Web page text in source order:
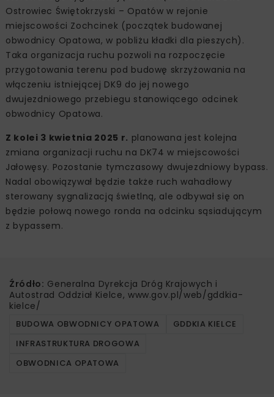
Ostrowiec Świętokrzyski – Opatów w rejonie
miejscowości Zochcinek (początek budowanej
obwodnicy Opatowa, w pobliżu kładki dla pieszych).
Taka organizacja ruchu pozwoli na rozpoczęcie
przygotowania terenu pod budowę skrzyżowania na
włączeniu istniejącej DK9 do jej nowego
dwujezdniowego przebiegu stanowiącego odcinek
obwodnicy Opatowa.
Z kolei 3 kwietnia 2025 r. planowana jest kolejna
zmiana organizacji ruchu na DK74 w miejscowości
Jałowęsy. Pozostanie tymczasowy dwujezdniowy bypass.
Nadal obowiązywał będzie także ruch wahadłowy
sterowany sygnalizacją świetlną, ale odbywał się on
będzie połową nowego ronda na odcinku sąsiadującym
z bypassem.
Źródło: Generalna Dyrekcja Dróg Krajowych i
Autostrad Oddział Kielce, www.gov.pl/web/gddkia-
kielce/
BUDOWA OBWODNICY OPATOWA
GDDKIA KIELCE
INFRASTRUKTURA DROGOWA
OBWODNICA OPATOWA